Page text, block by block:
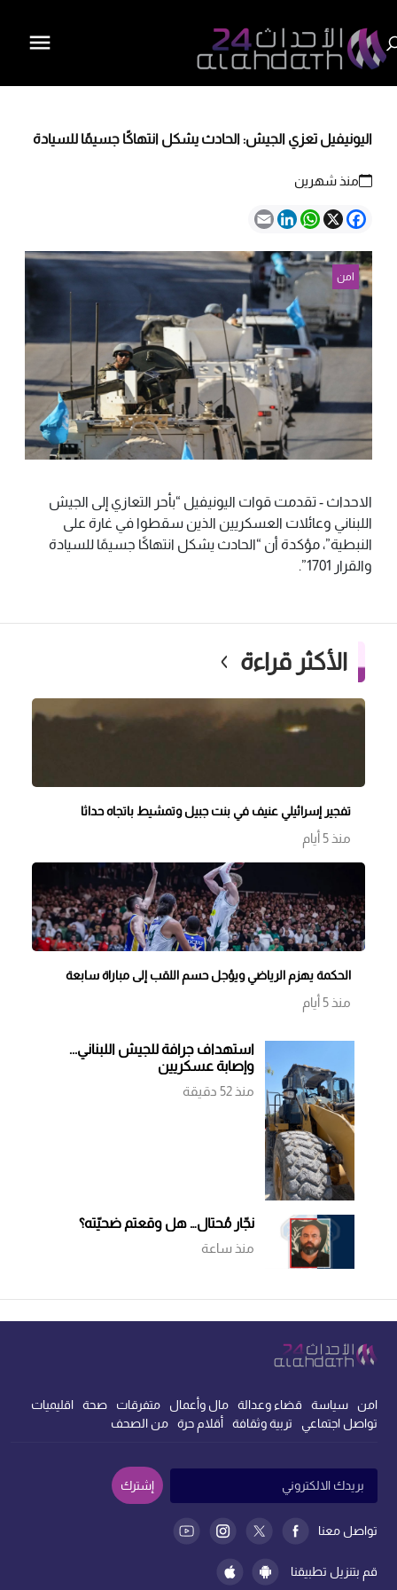
اليونيفيل تعزي الجيش: الحادث يشكل انتهاكًا جسيمًا للسيادة
منذ شهرين
Facebook
X
WhatsApp
LinkedIn
Email
امن
الاحداث - تقدمت قوات اليونيفيل “بأحر التعازي إلى الجيش
اللبناني وعائلات العسكريين الذين سقطوا في غارة على
النبطية”، مؤكدة أن “الحادث يشكل انتهاكًا جسيمًا للسيادة
والقرار 1701”.
الأكثر قراءة
تفجير إسرائيلي عنيف في بنت جبيل وتمشيط باتجاه حداثا
منذ 5 أيام
الحكمة يهزم الرياضي ويؤجل حسم اللقب إلى مباراة سابعة
منذ 5 أيام
استهداف جرافة للجيش اللبناني...
وإصابة عسكريين
منذ 52 دقيقة
نجّار مُحتال… هل وقعتم ضحيّته؟
منذ ساعة
امن سياسة قضاء وعدالة مال وأعمال متفرقات صحة
اقليميات
تواصل اجتماعي
تربية وثقافة أقلام حرة من الصحف
قم بتنزيل تطبيقنا
تواصل معنا
إشترك